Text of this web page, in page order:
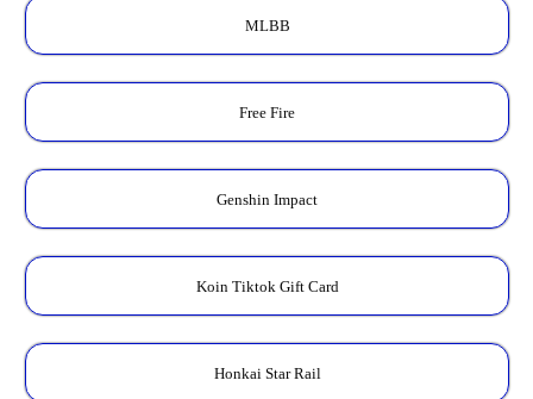
MLBB
Free Fire
Genshin Impact
Koin Tiktok Gift Card
Honkai Star Rail